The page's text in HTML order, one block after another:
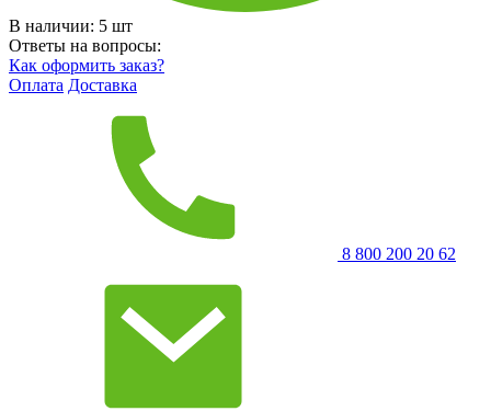
В наличии: 5 шт
Ответы на вопросы:
Как оформить заказ?
Оплата Доставка
8 800 200 20 62